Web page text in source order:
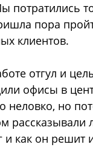
потратились
пора
клиентов.
отгул и
офисы в
неловко, но
рассказывали
и как он